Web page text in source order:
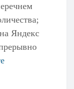
Яндекс